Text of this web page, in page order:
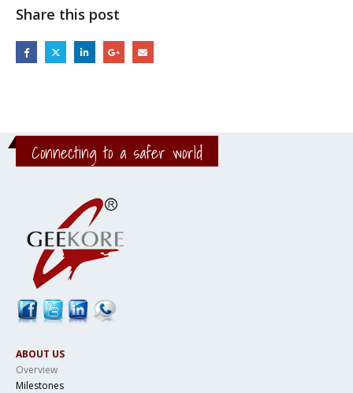
Share this post
Connecting to a safer world
ABOUT US
Overview
Milestones